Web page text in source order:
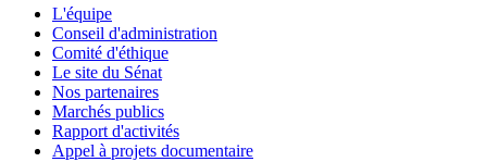
L'équipe
Conseil d'administration
Comité d'éthique
Le site du Sénat
Nos partenaires
Marchés publics
Rapport d'activités
Appel à projets documentaire